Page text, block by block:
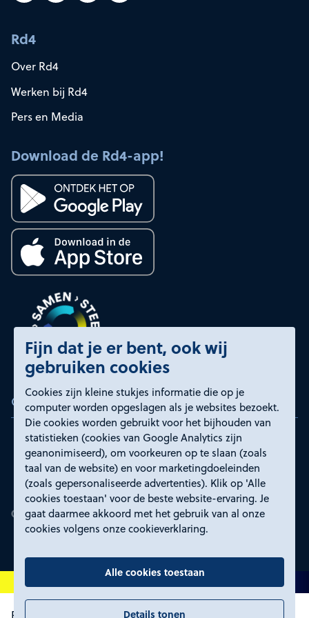
Fijn dat je er bent, ook wij
gebruiken cookies
Cookies zijn kleine stukjes informatie die op je
computer worden opgeslagen als je websites bezoekt.
Die cookies worden gebruikt voor het bijhouden van
statistieken (cookies van Google Analytics zijn
geanonimiseerd), om voorkeuren op te slaan (zoals
taal van de website) en voor marketingdoeleinden
(zoals gepersonaliseerde advertenties). Klik op 'Alle
cookies toestaan' voor de beste website-ervaring. Je
gaat daarmee akkoord met het gebruik van al onze
cookies volgens onze cookieverklaring.
Alle cookies toestaan
Details tonen
Rd4
Over Rd4
Werken bij Rd4
Pers en Media
Download de Rd4-app!
Certificeringen